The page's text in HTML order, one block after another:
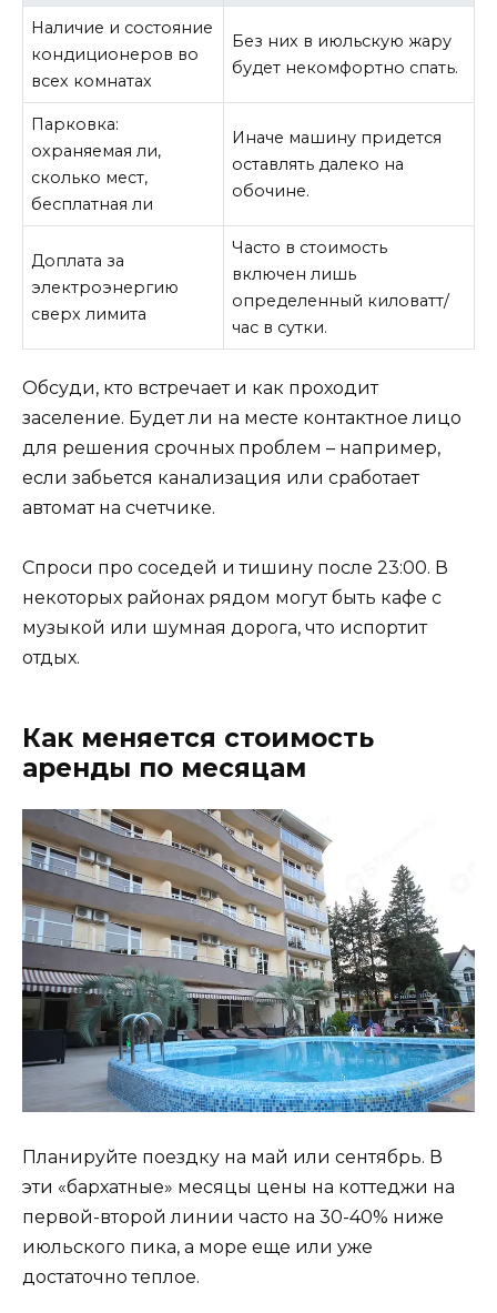
Наличие и состояние
кондиционеров во
всех комнатах
Без них в июльскую жару
будет некомфортно спать.
Парковка:
охраняемая ли,
сколько мест,
бесплатная ли
Иначе машину придется
оставлять далеко на
обочине.
Доплата за
электроэнергию
сверх лимита
Часто в стоимость
включен лишь
определенный киловатт/
час в сутки.
Обсуди, кто встречает и как проходит
заселение. Будет ли на месте контактное лицо
для решения срочных проблем – например,
если забьется канализация или сработает
автомат на счетчике.
Спроси про соседей и тишину после 23:00. В
некоторых районах рядом могут быть кафе с
музыкой или шумная дорога, что испортит
отдых.
Как меняется стоимость
аренды по месяцам
Планируйте поездку на май или сентябрь. В
эти «бархатные» месяцы цены на коттеджи на
первой-второй линии часто на 30-40% ниже
июльского пика, а море еще или уже
достаточно теплое.